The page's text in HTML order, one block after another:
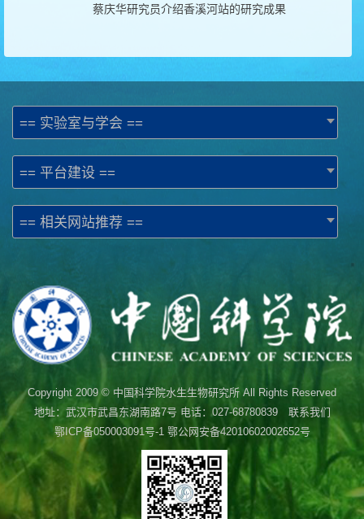
蔡庆华研究员介绍香溪河站的研究成果
== 实验室与学会 ==
== 平台建设 ==
== 相关网站推荐 ==
Copyright 2009 © 中国科学院水生生物研究所 All Rights Reserved
地址：武汉市武昌东湖南路7号 电话：027-68780839 联系我们
鄂ICP备050003091号-1鄂公网安备42010602002652号